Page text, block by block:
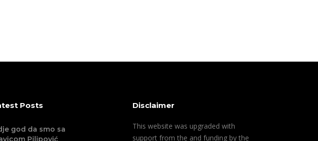
Posts
god da smo sa
Pilipović
Disclaimer
This website was upgraded with
support from the and funding by the